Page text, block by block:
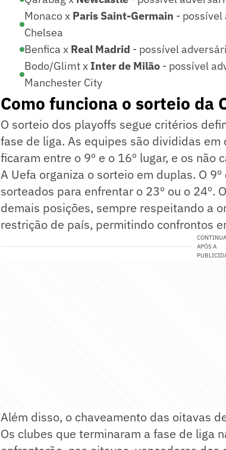
Monaco x Paris Saint-Germain - possível
Chelsea
Benfica x Real Madrid - possível
Bodo/Glimt x Inter de Milão - possível
Manchester City
Como funciona o sorteio da
O sorteio dos playoffs segue critérios
fase de liga. As equipes são divididas
ficaram entre o 9º e o 16º lugar, e os não
A Uefa organiza o sorteio em duplas. O
sorteados para enfrentar o 23º ou o 24º.
demais posições, sempre respeitando a
restrição de país, permitindo confrontos
CONTINUA
APÓS A
Além disso, o chaveamento das oitavas
Os clubes que terminaram a fase de liga